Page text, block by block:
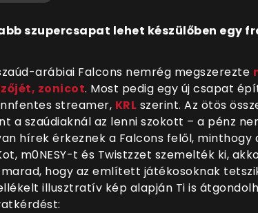
szupercsapat lehet készülőben egy
arábiai Falcons nemrég megszerezte
zonicot. Most pedig egy új csapat
streamer, KRL szerint. Az ötös
a szaúdiaknál az lenni szokott – a pénz
hírek érkeznek a Falcons felől, minthogy
m0NESY-t és Twistzzet szemelték ki,
hogy az említett játékosoknak
illusztratív kép alapján Ti is